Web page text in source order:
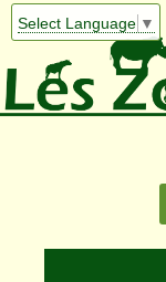
Select Language ▼